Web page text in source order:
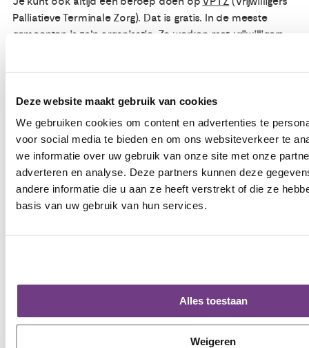
Deze website maakt gebruik van cookies
We gebruiken cookies om content en advertenties te
voor social media te bieden en om ons websiteverkeer te
we informatie over uw gebruik van onze site met onze
adverteren en analyse. Deze partners kunnen deze
andere informatie die u aan ze heeft verstrekt of die ze
basis van uw gebruik van hun services.
Alles toestaan
Weigeren
Palliatieve Terminale Zorg). Dat is gratis. In de meeste
gemeenten is zo'n organisatie. Ze werken met vrijwilligers
Consulent Ondersteunende en Palliatieve Zorg in het
Catharina Ziekenhuis in Eindhoven.
In deze podcast vertelt Danielle Hurkmans over de rol van
palliatieve team, dat meer gaat over leven dan over de
dood. Ze vertelt dat zowel patiënten als naasten een
beroep op het team kunnen doen. Verder legt Danielle uit